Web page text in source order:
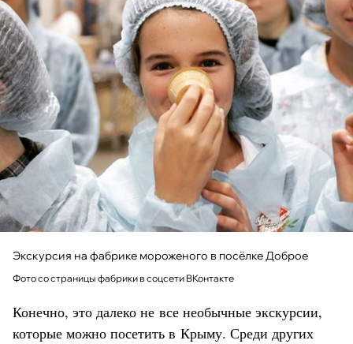
Экскурсия на фабрике мороженого в посёлке Доброе
Фото со страницы фабрики в соцсети ВКонтакте
Конечно, это далеко не все необычные экскурсии,
которые можно посетить в Крыму. Среди других